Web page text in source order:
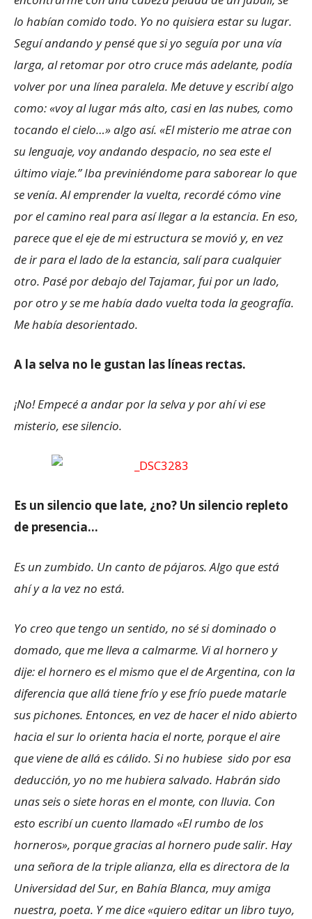
lo habían comido todo. Yo no quisiera estar su lugar.
Seguí andando y pensé que si yo seguía por una vía
larga, al retomar por otro cruce más adelante, podía
volver por una línea paralela. Me detuve y escribí algo
como: «voy al lugar más alto, casi en las nubes, como
tocando el cielo…» algo así. «El misterio me atrae con
su lenguaje, voy andando despacio, no sea este el
último viaje.” Iba previniéndome para saborear lo que
se venía. Al emprender la vuelta, recordé cómo vine
por el camino real para así llegar a la estancia. En eso,
parece que el eje de mi estructura se movió y, en vez
de ir para el lado de la estancia, salí para cualquier
otro. Pasé por debajo del Tajamar, fui por un lado,
por otro y se me había dado vuelta toda la geografía.
Me había desorientado.
A la selva no le gustan las líneas rectas.
¡No! Empecé a andar por la selva y por ahí vi ese
misterio, ese silencio.
Es un silencio que late, ¿no? Un silencio repleto
de presencia…
Es un zumbido. Un canto de pájaros. Algo que está
ahí y a la vez no está.
Yo creo que tengo un sentido, no sé si dominado o
domado, que me lleva a calmarme. Vi al hornero y
dije: el hornero es el mismo que el de Argentina, con la
diferencia que allá tiene frío y ese frío puede matarle
sus pichones. Entonces, en vez de hacer el nido abierto
hacia el sur lo orienta hacia el norte, porque el aire
que viene de allá es cálido. Si no hubiese sido por esa
deducción, yo no me hubiera salvado. Habrán sido
unas seis o siete horas en el monte, con lluvia. Con
esto escribí un cuento llamado «El rumbo de los
horneros», porque gracias al hornero pude salir. Hay
una señora de la triple alianza, ella es directora de la
Universidad del Sur, en Bahía Blanca, muy amiga
nuestra, poeta. Y me dice «quiero editar un libro tuyo,